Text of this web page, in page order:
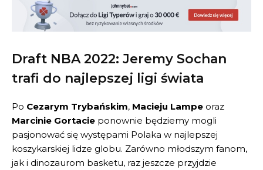
Draft NBA 2022: Jeremy Sochan
trafi do najlepszej ligi świata
Po Cezarym Trybańskim, Macieju Lampe oraz
Marcinie Gortacie ponownie będziemy mogli
pasjonować się występami Polaka w najlepszej
koszykarskiej lidze globu. Zarówno młodszym fanom,
jak i dinozaurom basketu, raz jeszcze przyjdzie